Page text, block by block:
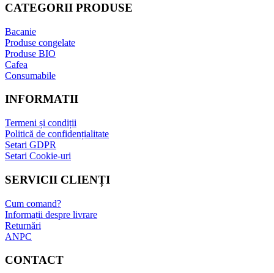
CATEGORII PRODUSE
Bacanie
Produse congelate
Produse BIO
Cafea
Consumabile
INFORMATII
Termeni și condiții
Politică de confidențialitate
Setari GDPR
Setari Cookie-uri
SERVICII CLIENȚI
Cum comand?
Informații despre livrare
Returnări
ANPC
CONTACT